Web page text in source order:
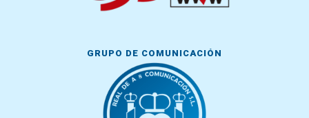
GRUPO DE COMUNICACIÓN